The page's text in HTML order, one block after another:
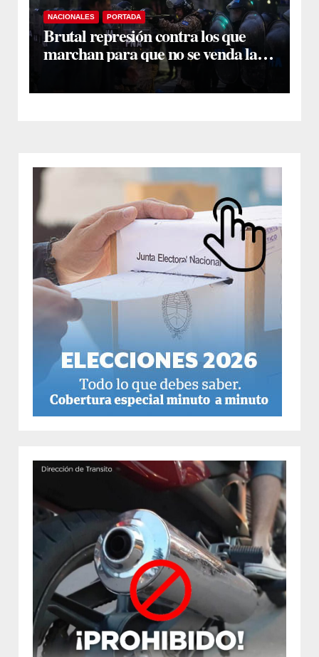
NACIONALES PORTADA
Brutal represión contra los que
marchan para que no se venda la